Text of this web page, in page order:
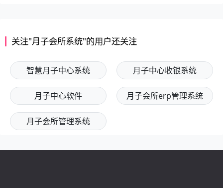
关注"月子会所系统"的用户还关注
智慧月子中心系统 月子中心收银系统
月子中心软件 月子会所erp管理系统
月子会所管理系统